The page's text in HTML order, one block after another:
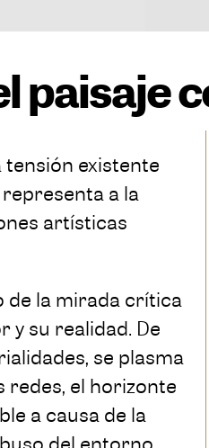
paisaje
existente
a la
artísticas
de la mirada crítica
y su realidad. De
se plasma
redes, el horizonte
a causa de la